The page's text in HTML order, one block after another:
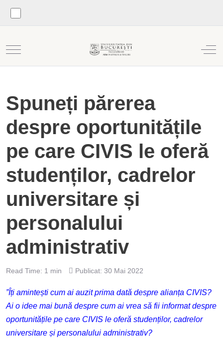
Mobile Menu Toggle Off-
Spuneți părerea
despre oportunitățile
pe care CIVIS le oferă
studenților, cadrelor
universitare și
personalului
administrativ
Read Time: 1 min Publicat: 30 Mai 2022
”Îți amintești cum ai auzit prima dată despre alianța CIVIS?
Ai o idee mai bună despre cum ai vrea să fii informat despre
oportunitățile pe care CIVIS le oferă studenților, cadrelor
universitare și personalului administrativ?